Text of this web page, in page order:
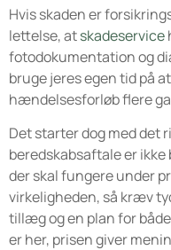
Hvis skaden er
lettelse, atskadeservice
fotodokumentation og
bruge jeres egen tid på
hændelsesforløb flere
Det starter dog med det
beredskabsaftale er
der skal fungere under
virkeligheden, så kræv
tillæg og en plan for
er her, prisen giver